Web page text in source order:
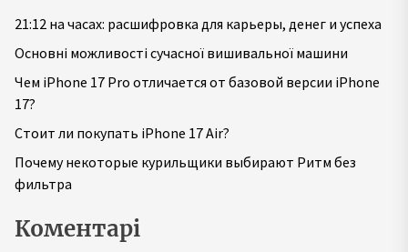
21:12 на часах: расшифровка для карьеры, денег и успеха
Основні можливості сучасної вишивальної машини
Чем iPhone 17 Pro отличается от базовой версии iPhone
17?
Стоит ли покупать iPhone 17 Air?
Почему некоторые курильщики выбирают Ритм без
фильтра
Коментарі